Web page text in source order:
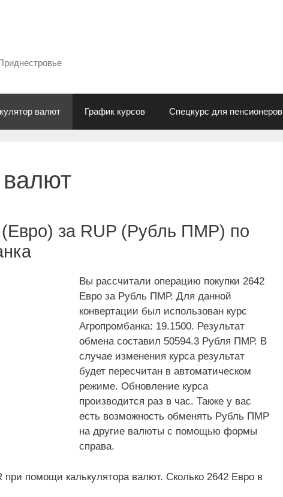
валют График курсов Спецкурс для пенсионеров
валют
(Евро) за RUP (Рубль ПМР) по
Вы рассчитали операцию покупки 2642
Евро за Рубль ПМР. Для данной
конвертации был использован курс
Агропромбанка: 19.1500. Результат
обмена составил 50594.3 Рубля ПМР. В
случае изменения курса результат
будет пересчитан в автоматическом
режиме. Обновление курса
производится раз в час. Также у вас
есть возможность обменять Рубль ПМР
на другие валюты с помощью формы
справа.
при помощи калькулятора валют. Сколько 2642 Евро в